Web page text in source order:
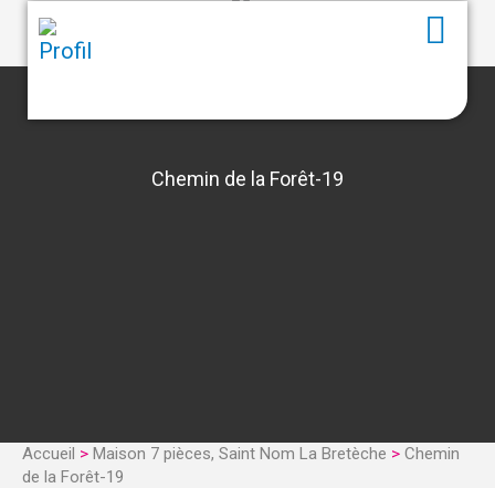
Chemin de la Forêt-19
Accueil > Maison 7 pièces, Saint Nom La Bretèche > Chemin
de la Forêt-19